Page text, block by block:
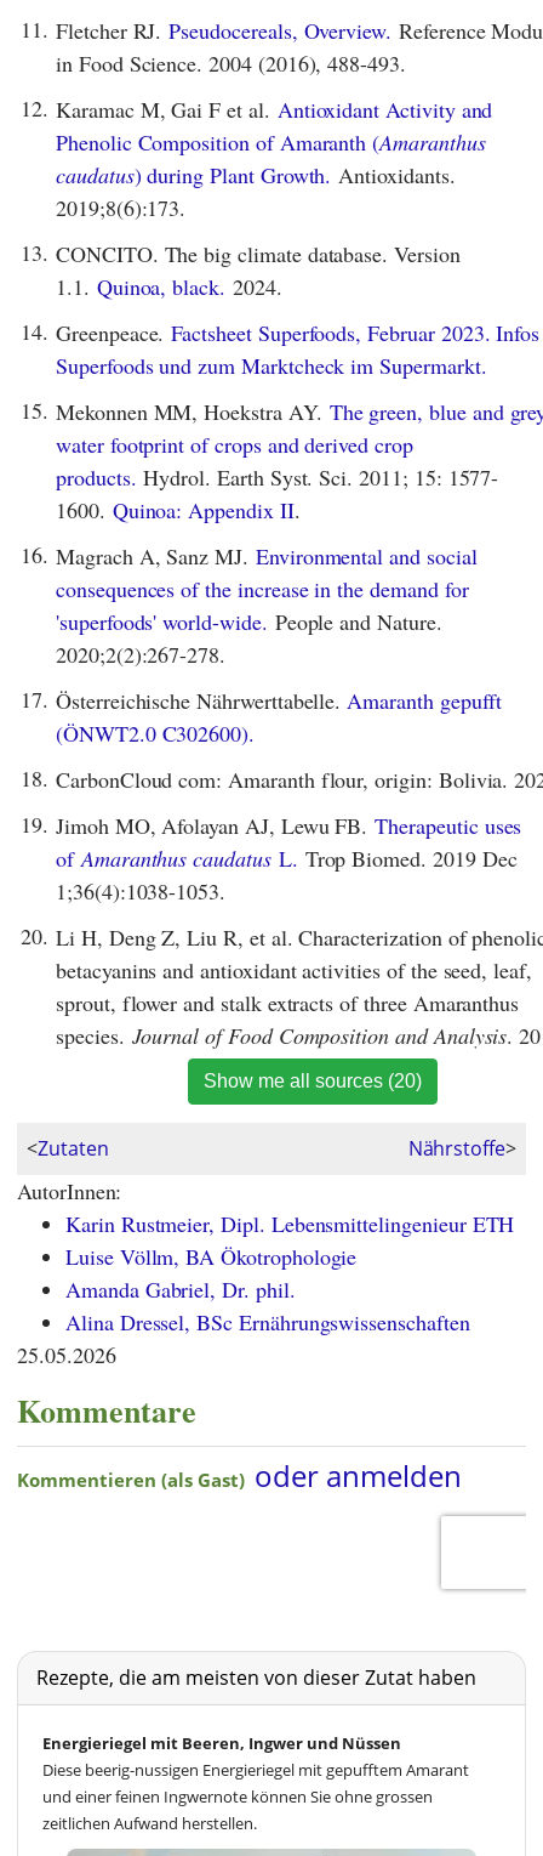
11. Fletcher RJ.Pseudocereals, Overview. Reference
in Food Science. 2004 (2016), 488-493.
12. Karamac M, Gai F et al. Antioxidant Activity and
Phenolic Composition of Amaranth (Amaranthus
caudatus) during Plant Growth. Antioxidants.
2019;8(6):173.
13. CONCITO. The big climate database. Version
1.1. Quinoa, black. 2024.
14. Greenpeace. Factsheet Superfoods, Februar 2023.
Superfoods und zum Marktcheck im Supermarkt.
15. Mekonnen MM, Hoekstra AY. The green, blue and
water footprint of crops and derived crop
products. Hydrol. Earth Syst. Sci. 2011; 15: 1577-
1600. Quinoa: Appendix II.
16. Magrach A, Sanz MJ. Environmental and social
consequences of the increase in the demand for
'superfoods' world-wide. People and Nature.
2020;2(2):267-278.
17. Österreichische Nährwerttabelle.Amaranth gepufft
(ÖNWT2.0 C302600).
18. CarbonCloud com: Amaranth flour, origin: Bolivia.
19. Jimoh MO, Afolayan AJ, Lewu FB.Therapeutic uses
ofAmaranthus caudatusL. Trop Biomed. 2019 Dec
1;36(4):1038-1053.
20. Li H, Deng Z, Liu R, et al. Characterization of
betacyanins and antioxidant activities of the seed, leaf,
sprout, flower and stalk extracts of three Amaranthus
species. Journal of Food Composition and Analysis.
Show me all sources (20)
<Zutaten Nährstoffe>
AutorInnen:
Karin Rustmeier, Dipl. Lebensmittelingenieur ETH
Luise Völlm, BA Ökotrophologie
Amanda Gabriel, Dr. phil.
Alina Dressel, BSc Ernährungswissenschaften
25.05.2026
Kommentare
Rezepte, die am meisten von dieser Zutat haben
Energieriegel mit Beeren, Ingwer und Nüssen
Diese beerig-nussigen Energieriegel mit gepufftem Amarant
und einer feinen Ingwernote können Sie ohne grossen
zeitlichen Aufwand herstellen.